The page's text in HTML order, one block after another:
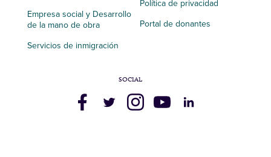
Empresa social y Desarrollo
de la mano de obra
Servicios de inmigración
Política de privacidad
Portal de donantes
SOCIAL